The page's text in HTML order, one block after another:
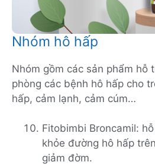
Nhóm hô hấp
Nhóm gồm các sản phẩm hỗ
phòng các bệnh hô hấp cho
hấp, cảm lạnh, cảm cúm…
Fitobimbi Broncamil:
khỏe đường hô hấp
giảm đờm.